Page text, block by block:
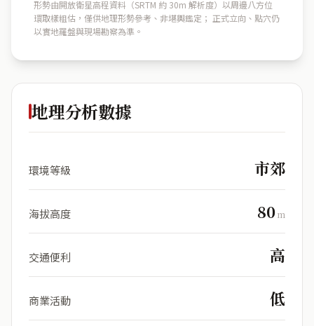
形勢由開放衛星高程資料（SRTM 約 30m 解析度）以周邊八方位
環取樣粗估，僅供地理形勢參考、非堪輿鑑定； 正式立向、點穴仍
以實地羅盤與現場勘察為準。
地理分析數據
環境等級 市郊
海拔高度 80m
交通便利 高
商業活動 低